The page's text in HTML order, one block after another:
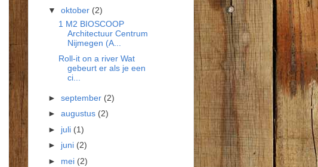
▼ oktober (2)
1 M2 BIOSCOOP
Architectuur Centrum
Nijmegen (A...
Roll-it on a river Wat
gebeurt er als je een
ci...
► september (2)
► augustus (2)
► juli (1)
► juni (2)
► mei (2)